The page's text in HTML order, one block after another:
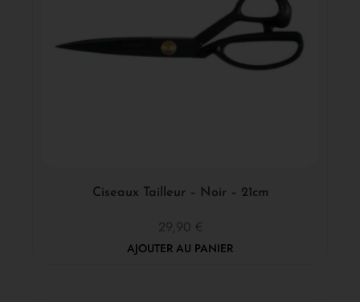
Ciseaux Tailleur – Noir – 21cm
29,90 €
AJOUTER AU PANIER